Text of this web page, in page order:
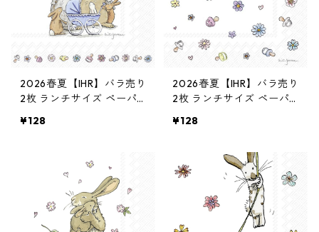
2026春夏【IHR】バラ売り
2枚 ランチサイズ ペーパ
BY ホワイト Anita Jeram
¥128
2026春夏【IHR】バラ売り
2枚 ランチサイズ ペーパ
R ホワイト Anita Jeram
¥128